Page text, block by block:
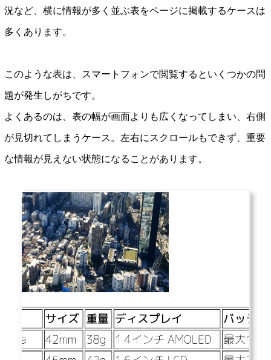
況など、横に情報が多く並ぶ表をページに掲載するケースは
多くあります。
このような表は、スマートフォンで閲覧するといくつかの問
題が発生しがちです。
よくあるのは、表の幅が画面よりも広くなってしまい、右側
が見切れてしまうケース。左右にスクロールもできず、重要
な情報が見えない状態になることがあります。